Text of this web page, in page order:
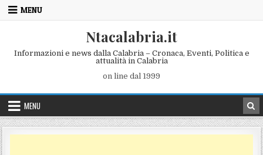
Skip to content
MENU
Ntacalabria.it
Informazioni e news dalla Calabria – Cronaca, Eventi, Politica e
attualità in Calabria
on line dal 1999
MENU